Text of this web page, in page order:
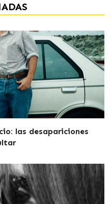
las desapariciones